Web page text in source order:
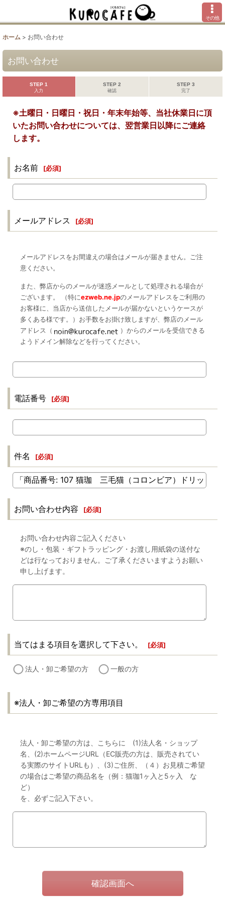
その他
ホーム > お問い合わせ
お問い合わせ
STEP 1
入力
STEP 2
確認
STEP 3
完了
※土曜日・日曜日・祝日・年末年始等、当社休業日に頂
いたお問い合わせについては、翌営業日以降にご連絡
します。
お名前 [必須]
メールアドレス [必須]
メールアドレスをお間違えの場合はメールが届きません。ご注
意ください。
また、弊店からのメールが迷惑メールとして処理される場合が
ございます。 （特にezweb.ne.jpのメールアドレスをご利用の
お客様に、当店から送信したメールが届かないというケースが
多くある様です。）お手数をお掛け致しますが、弊店のメール
アドレス（
）からのメールを受信できる
ようドメイン解除などを行ってください。
電話番号 [必須]
件名 [必須]
お問い合わせ内容 [必須]
お問い合わせ内容ご記入ください
※のし・包装・ギフトラッピング・お渡し用紙袋の送付な
どは行なっておりません。ご了承くださいますようお願い
申し上げます。
当てはまる項目を選択して下さい。 [必須]
法人・卸ご希望の方 一般の方
※法人・卸ご希望の方専用項目
法人・卸ご希望の方は、こちらに (1)法人名・ショップ
名、(2)ホームページURL（EC販売の方は、販売されてい
る実際のサイトURLも）、(3)ご住所、（４）お見積ご希望
の場合はご希望の商品名を（例：猫珈1ヶ入と5ヶ入 な
ど）
を、必ずご記入下さい。
確認画面へ